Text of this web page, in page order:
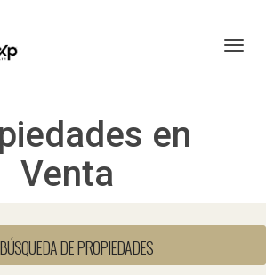
en
Venta
BÚSQUEDA DE PROPIEDADES